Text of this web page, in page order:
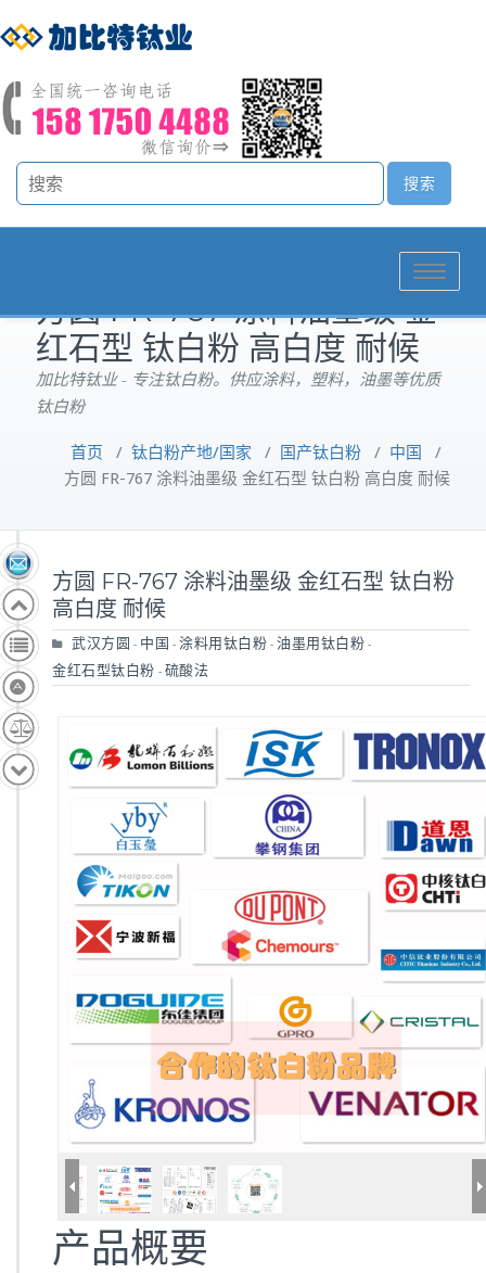
Toggle
方圆 FR-767 涂料油墨级 金
红石型 钛白粉 高白度 耐候
加比特钛业 - 专注钛白粉。供应涂料，塑料，油墨等优质
钛白粉
首页 / 钛白粉产地/国家 / 国产钛白粉 / 中国
/
方圆 FR-767 涂料油墨级 金红石型 钛白粉 高白度 耐候
方圆 FR-767 涂料油墨级 金红石型 钛白粉
高白度 耐候
武汉方圆 - 中国 - 涂料用钛白粉 - 油墨用钛白粉 -
金红石型钛白粉 - 硫酸法
产品概要